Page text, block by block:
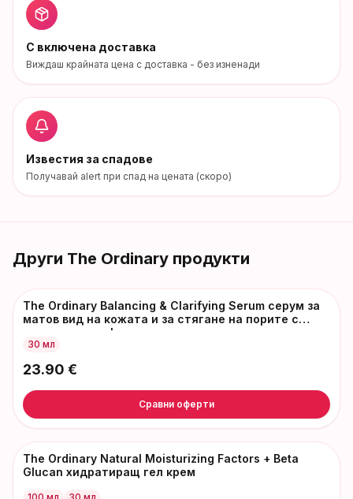
С включена доставка
Виждаш крайната цена с доставка - без изненади
Известия за спадове
Получавай alert при спад на цената (скоро)
Други The Ordinary продукти
The Ordinary Balancing & Clarifying Serum серум за
матов вид на кожата и за стягане на порите с
хидратиращ ефект
30 мл
23.90 €
Сравни оферти
The Ordinary Natural Moisturizing Factors + Beta
Glucan хидратиращ гел крем